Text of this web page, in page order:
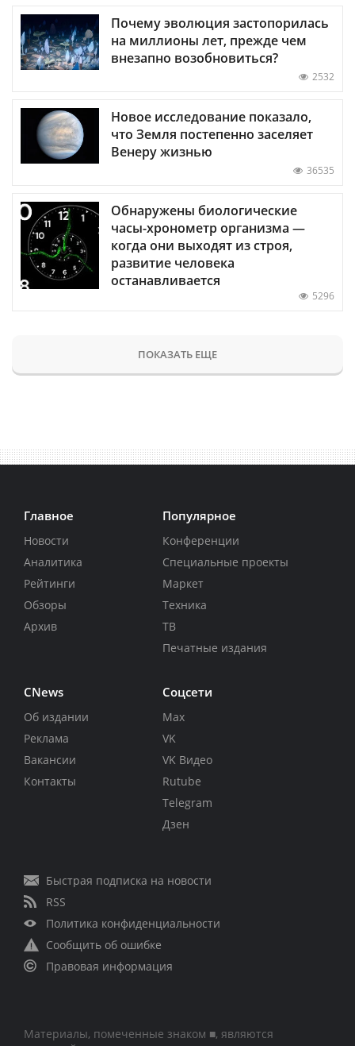
Почему эволюция застопорилась
на миллионы лет, прежде чем
внезапно возобновиться?
2532
Новое исследование показало,
что Земля постепенно заселяет
Венеру жизнью
36535
Обнаружены биологические
часы-хронометр организма —
когда они выходят из строя,
развитие человека
останавливается
5296
ПОКАЗАТЬ ЕЩЕ
Главное
Новости
Аналитика
Рейтинги
Обзоры
Архив
Популярное
Конференции
Специальные проекты
Маркет
Техника
ТВ
Печатные издания
CNews
Об издании
Реклама
Вакансии
Контакты
Соцсети
Max
VK
VK Видео
Rutube
Telegram
Дзен
Быстрая подписка на новости
RSS
Политика конфиденциальности
Сообщить об ошибке
Правовая информация
Материалы, помеченные знаком ■, являются